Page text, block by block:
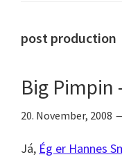
og
skemmtilegt
:)
post production
Big Pimpin
20. November, 2008
Já, Ég er Hannes